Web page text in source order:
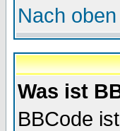
Nach oben
Was ist
BBCode